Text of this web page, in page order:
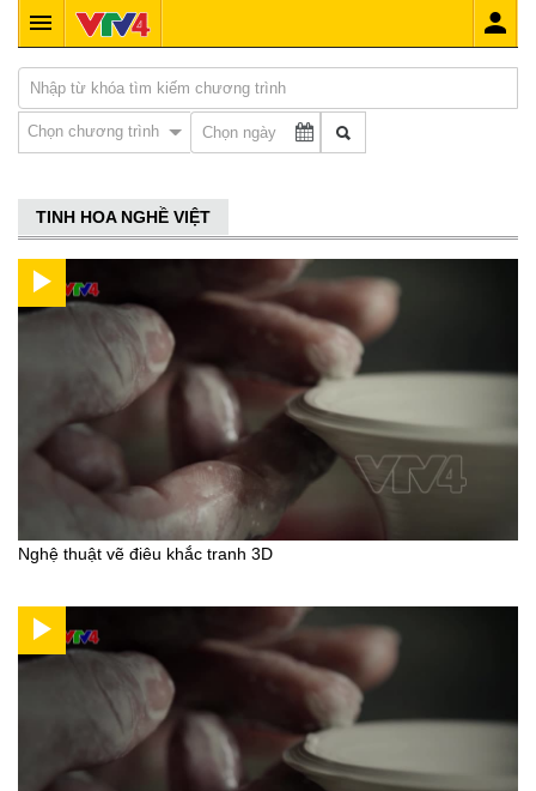
Chọn chương trình
TINH HOA NGHỀ VIỆT
Nghệ thuật vẽ điêu khắc tranh 3D